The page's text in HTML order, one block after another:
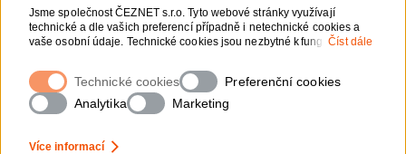
Jsme společnost ČEZNET s.r.o. Tyto webové stránky využívají
technické a dle vašich preferencí případně i netechnické cookies a
vaše osobní údaje. Technické cookies jsou nezbytné k fungování
webové stránky vašim preferencím, k personalizaci reklam a
analytice. Pro sběr a zpracování netechnických cookies a vašich
osobních údajů, nám můžete udělit souhlas. Bližší informace o vašich
právech, zpracování osobních údajů, včetně možnosti odvolání
Číst dále
Technické cookies
Preferenční cookies
Analytika
Marketing
Více informací
POSLAT VZKAZ
Zanechte nám vzkaz online, my se vám
ozveme zpět